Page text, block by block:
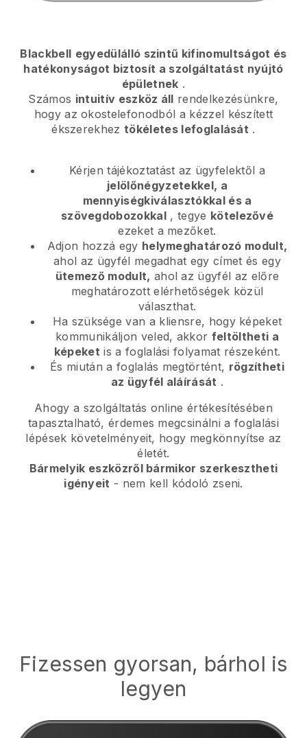
Blackbell egyedülálló szintű kifinomultságot és
hatékonyságot biztosít a szolgáltatást nyújtó
épületnek .
Számos intuitív eszköz áll rendelkezésünkre,
hogy az okostelefonodból a kézzel készített
ékszerekhez tökéletes lefoglalását .
Kérjen tájékoztatást az ügyfelektől a
jelölőnégyzetekkel, a
mennyiségkiválasztókkal és a
szövegdobozokkal , tegye kötelezővé
ezeket a mezőket.
Adjon hozzá egy helymeghatározó modult,
ahol az ügyfél megadhat egy címet és egy
ütemező modult, ahol az ügyfél az előre
meghatározott elérhetőségek közül
választhat.
Ha szüksége van a kliensre, hogy képeket
kommunikáljon veled, akkor feltöltheti a
képeket is a foglalási folyamat részeként.
És miután a foglalás megtörtént, rögzítheti
az ügyfél aláírását .
Ahogy a szolgáltatás online értékesítésében
tapasztalható, érdemes megcsinálni a foglalási
lépések követelményeit, hogy megkönnyítse az
életét.
Bármelyik eszközről bármikor szerkesztheti
igényeit - nem kell kódoló zseni.
Fizessen gyorsan, bárhol is
legyen